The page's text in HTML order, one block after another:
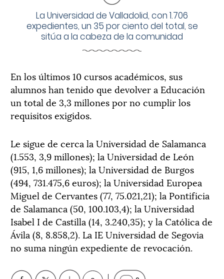
La Universidad de Valladolid, con 1.706
expedientes, un 35 por ciento del total, se
sitúa a la cabeza de la comunidad
En los últimos 10 cursos académicos, sus
alumnos han tenido que devolver a Educación
un total de 3,3 millones por no cumplir los
requisitos exigidos.
Le sigue de cerca la Universidad de Salamanca
(1.553, 3,9 millones); la Universidad de León
(915, 1,6 millones); la Universidad de Burgos
(494, 731.475,6 euros); la Universidad Europea
Miguel de Cervantes (77, 75.021,21); la Pontificia
de Salamanca (50, 100.103,4); la Universidad
Isabel I de Castilla (14, 3.240,35); y la Católica de
Ávila (8, 8.858,2). La IE Universidad​​ de Segovia
no suma ningún expediente de revocación.